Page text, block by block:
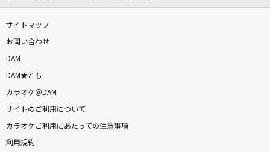
サイトマップ
お問い合わせ
DAM
DAM★とも
カラオケ＠DAM
サイトのご利用について
カラオケご利用にあたっての注意事項
利用規約